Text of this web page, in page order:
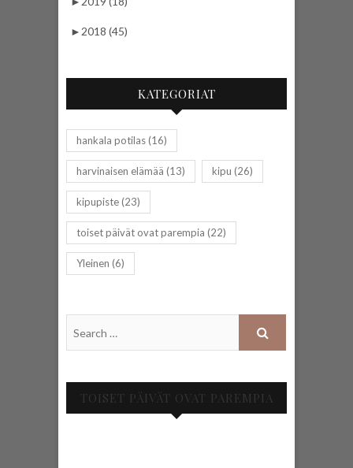
► 2018 (45)
KATEGORIAT
hankala potilas(16)
harvinaisen elämää (13) kipu (26)
kipupiste(23)
toiset päivät ovat parempia (22)
Yleinen (6)
TOISET PÄIVÄT OVAT PAREMPIA